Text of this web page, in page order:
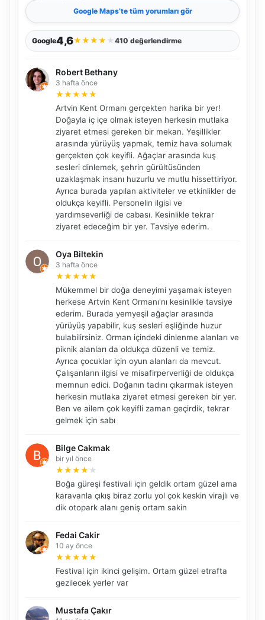
Google Maps’te tüm yorumları gör
Google4,6★★★★ ★ 410 değerlendirme
Robert Bethany
3 hafta önce
★★★★★
Artvin Kent Ormanı gerçekten harika bir yer!
Doğayla iç içe olmak isteyen herkesin mutlaka
ziyaret etmesi gereken bir mekan. Yeşillikler
arasında yürüyüş yapmak, temiz hava solumak
gerçekten çok keyifli. Ağaçlar arasında kuş
sesleri dinlemek, şehrin gürültüsünden
uzaklaşmak insanı huzurlu ve mutlu hissettiriyor.
Ayrıca burada yapılan aktiviteler ve etkinlikler de
oldukça keyifli. Personelin ilgisi ve
yardımseverliği de cabası. Kesinlikle tekrar
ziyaret edeceğim bir yer. Tavsiye ederim.
Oya Biltekin
3 hafta önce
★★★★★
Mükemmel bir doğa deneyimi yaşamak isteyen
herkese Artvin Kent Ormanı'nı kesinlikle tavsiye
ederim. Burada yemyeşil ağaçlar arasında
yürüyüş yapabilir, kuş sesleri eşliğinde huzur
bulabilirsiniz. Orman içindeki dinlenme alanları ve
piknik alanları da oldukça düzenli ve temiz.
Ayrıca çocuklar için oyun alanları da mevcut.
Çalışanların ilgisi ve misafirperverliği de oldukça
memnun edici. Doğanın tadını çıkarmak isteyen
herkesin mutlaka ziyaret etmesi gereken bir yer.
Ben ve ailem çok keyifli zaman geçirdik, tekrar
gelmek için sabı
Bilge Cakmak
bir yıl önce
★★★★ ★
Boğa güreşi festivali için geldik ortam güzel ama
karavanla çıkış biraz zorlu yol çok keskin virajlı ve
dik otopark alanı geniş ortam sakin
Fedai Cakir
10 ay önce
★★★★★
Festival için ikinci gelişim. Ortam güzel etrafta
gezilecek yerler var
Mustafa Çakır
NBY Akıllı Asistan
AI kullanmadan, sitedeki gerçek yerlerle akıllı rota